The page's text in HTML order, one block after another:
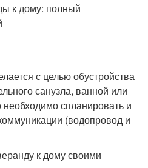
с целью обустройства
санузла, ванной или
спланировать и
(водопровод и